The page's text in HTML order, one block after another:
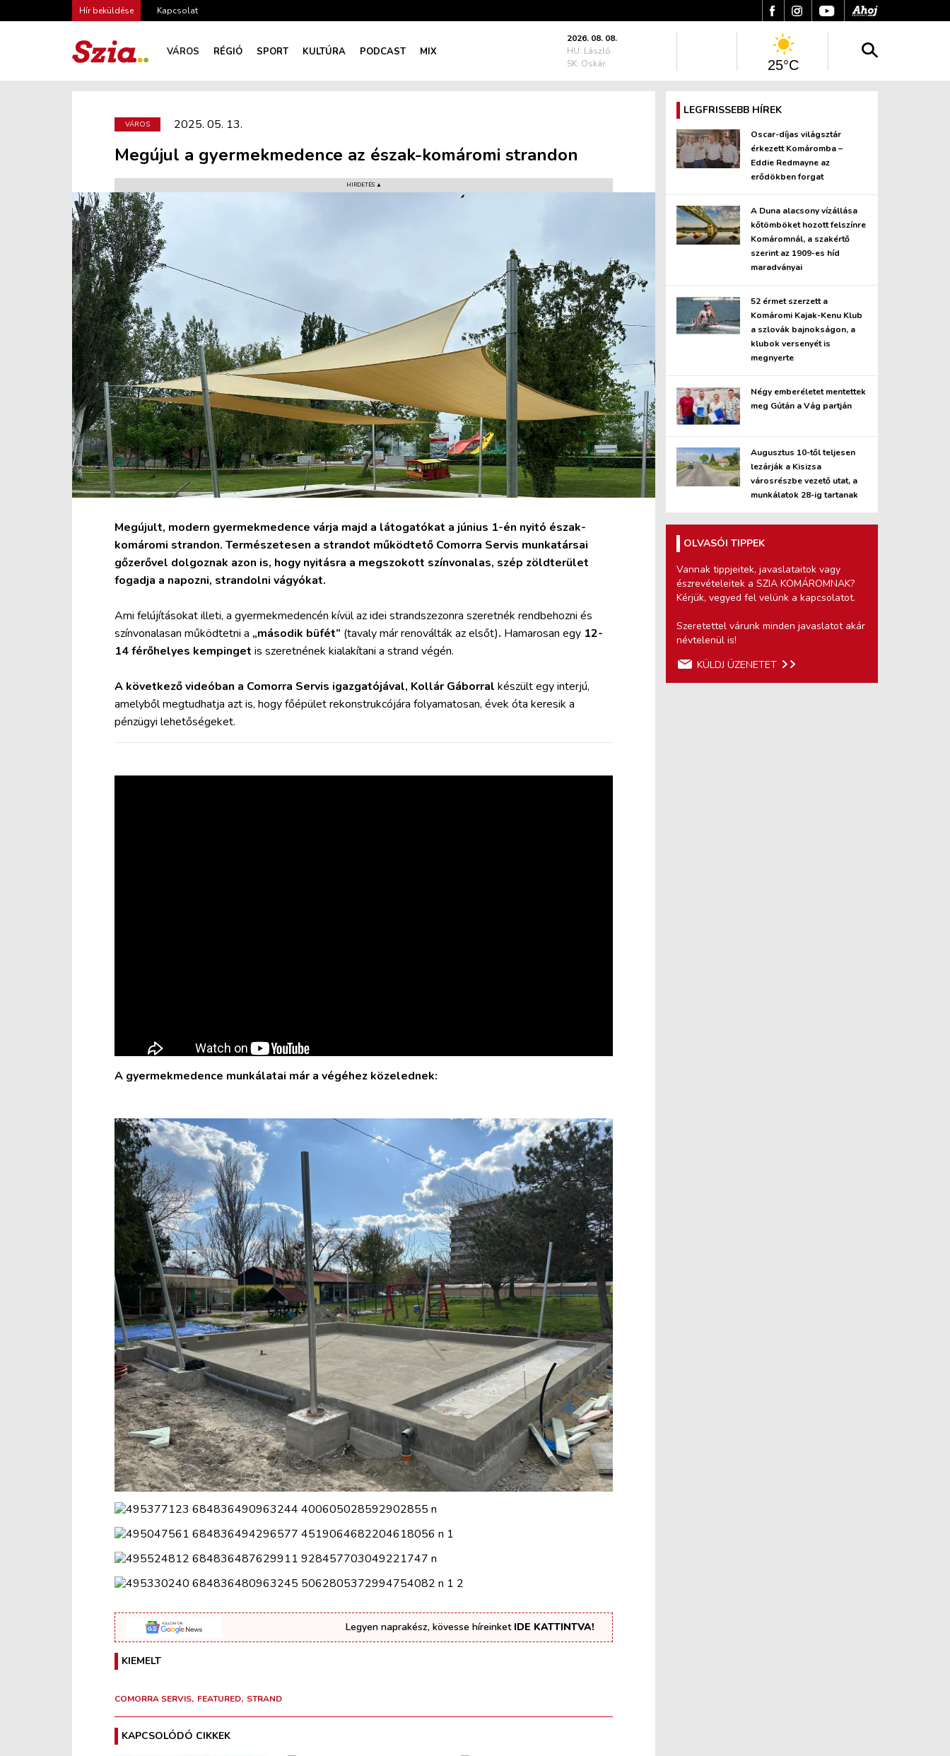
Hír beküldése Kapcsolat
VÁROS RÉGIÓ SPORT KULTÚRA PODCAST MIX
2026. 08. 08.
HU: László
SK: Oskár
25°C
VÁROS 2025. 05. 13.
Megújul a gyermekmedence az észak-komáromi strandon
HIRDETÉS ▲
Megújult, modern gyermekmedence várja majd a látogatókat a június 1-én nyitó észak-
komáromi strandon. Természetesen a strandot működtető Comorra Servis munkatársai
gőzerővel dolgoznak azon is, hogy nyitásra a megszokott színvonalas, szép zöldterület
fogadja a napozni, strandolni vágyókat.
Ami felújításokat illeti, a gyermekmedencén kívül az idei strandszezonra szeretnék rendbehozni és
színvonalasan működtetni a „második büfét” (tavaly már renoválták az elsőt). Hamarosan egy 12-
14 férőhelyes kempinget is szeretnének kialakítani a strand végén.
A következő videóban a Comorra Servis igazgatójával, Kollár Gáborral készült egy interjú,
amelyből megtudhatja azt is, hogy főépület rekonstrukcójára folyamatosan, évek óta keresik a
pénzügyi lehetőségeket.
A gyermekmedence munkálatai már a végéhez közelednek:
Legyen naprakész, kövesse híreinket IDE KATTINTVA!
KIEMELT
COMORRA SERVIS FEATURED STRAND
KAPCSOLÓDÓ CIKKEK
LEGFRISSEBB HÍREK
Oscar-díjas világsztár
érkezett Komáromba –
Eddie Redmayne az
erődökben forgat
A Duna alacsony vízállása
kőtömböket hozott felszínre
Komáromnál, a szakértő
szerint az 1909-es híd
maradványai
52 érmet szerzett a
Komáromi Kajak-Kenu Klub
a szlovák bajnokságon, a
klubok versenyét is
megnyerte
Négy emberéletet mentettek
meg Gútán a Vág partján
Augusztus 10-től teljesen
lezárják a Kisizsa
városrészbe vezető utat, a
munkálatok 28-ig tartanak
OLVASÓI TIPPEK
Vannak tippjeitek, javaslataitok vagy
észrevételeitek a SZIA KOMÁROMNAK?
Kérjük, vegyed fel velünk a kapcsolatot.
Szeretettel várunk minden javaslatot akár
névtelenül is!
KÜLDJ ÜZENETET